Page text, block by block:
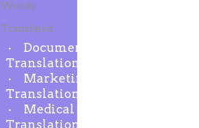
Words
Translated
Document
Translation
Marketing
Translation
Medical
Translation